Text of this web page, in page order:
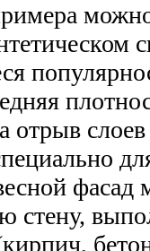
отрыв
стену,